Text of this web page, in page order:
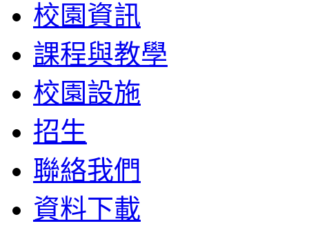
校園資訊
課程與教學
校園設施
招生
聯絡我們
資料下載